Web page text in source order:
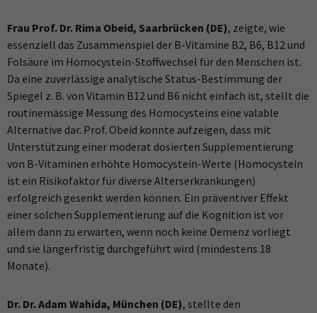
Frau Prof. Dr. Rima Obeid, Saarbrücken (DE), zeigte, wie
essenziell das Zusammenspiel der B-Vitamine B2, B6, B12 und
Folsäure im Homocystein-Stoffwechsel für den Menschen ist.
Da eine zuverlässige analytische Status-Bestimmung der
Spiegel z. B. von Vitamin B12 und B6 nicht einfach ist, stellt die
routinemässige Messung des Homocysteins eine valable
Alternative dar. Prof. Obeid konnte aufzeigen, dass mit
Unterstützung einer moderat dosierten Supplementierung
von B-Vitaminen erhöhte Homocystein-Werte (Homocystein
ist ein Risikofaktor für diverse Alterserkrankungen)
erfolgreich gesenkt werden können. Ein präventiver Effekt
einer solchen Supplementierung auf die Kognition ist vor
allem dann zu erwarten, wenn noch keine Demenz vorliegt
und sie längerfristig durchgeführt wird (mindestens 18
Monate).
Dr. Dr. Adam Wahida, München (DE), stellte den